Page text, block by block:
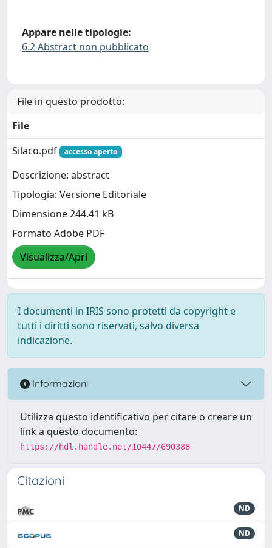
Appare nelle tipologie:
6.2 Abstract non pubblicato
File in questo prodotto:
File
Silaco.pdf
accesso aperto
Descrizione: abstract
Tipologia: Versione Editoriale
Dimensione 244.41 kB
Formato Adobe PDF
Visualizza/Apri
I documenti in IRIS sono protetti da copyright e
tutti i diritti sono riservati, salvo diversa
indicazione.
Informazioni
Utilizza questo identificativo per citare o creare un
link a questo documento:
https://hdl.handle.net/10447/690388
Citazioni
ND
ND